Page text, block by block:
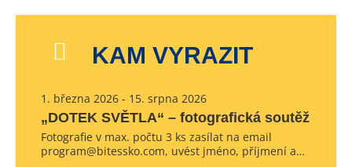
KAM VYRAZIT
1. března 2026 - 15. srpna 2026
„DOTEK SVĚTLA“ – fotografická soutěž
Fotografie v max. počtu 3 ks zasílat na email
program@bitessko.com, uvést jméno, příjmení a…